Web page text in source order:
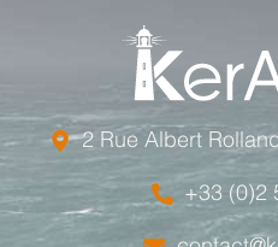
de développement est
qui justifie ce tarif.
2 Rue Albert
+33 (0)2